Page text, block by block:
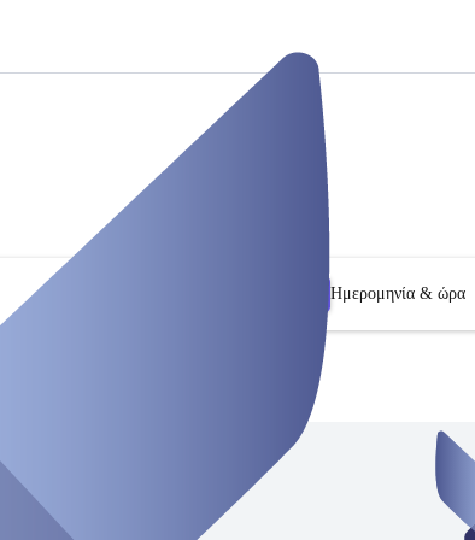
Ημερομηνία & ώρα